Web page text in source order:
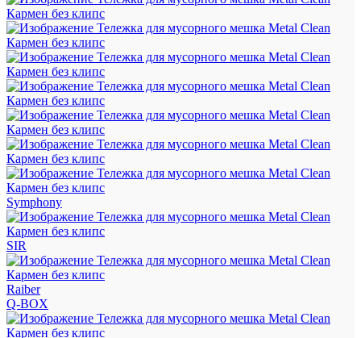
Symphony
SIR
Raiber
Q-BOX